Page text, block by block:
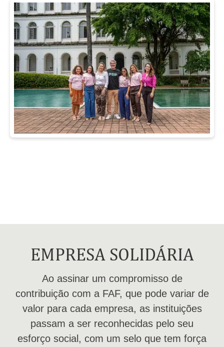
EMPRESA SOLIDÁRIA
Ao assinar um compromisso de
contribuição com a FAF, que pode variar de
valor para cada empresa, as instituições
passam a ser reconhecidas pelo seu
esforço social, com um selo que tem força